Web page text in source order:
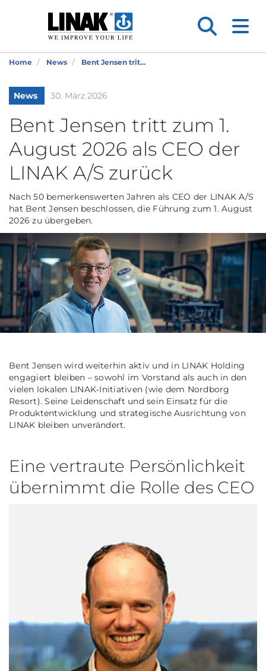
Home News Bent Jensen trit...
News 30. März 2026
Bent Jensen tritt zum 1.
August 2026 als CEO der
LINAK A/S zurück
Nach 50 bemerkenswerten Jahren als CEO der LINAK A/S
hat Bent Jensen beschlossen, die Führung zum 1. August
2026 zu übergeben.
Bent Jensen wird weiterhin aktiv und in LINAK Holding
engagiert bleiben – sowohl im Vorstand als auch in den
vielen lokalen LINAK‑Initiativen (wie dem Nordborg
Resort). Seine Leidenschaft und sein Einsatz für die
Produktentwicklung und strategische Ausrichtung von
LINAK bleiben unverändert.
Eine vertraute Persönlichkeit
übernimmt die Rolle des CEO